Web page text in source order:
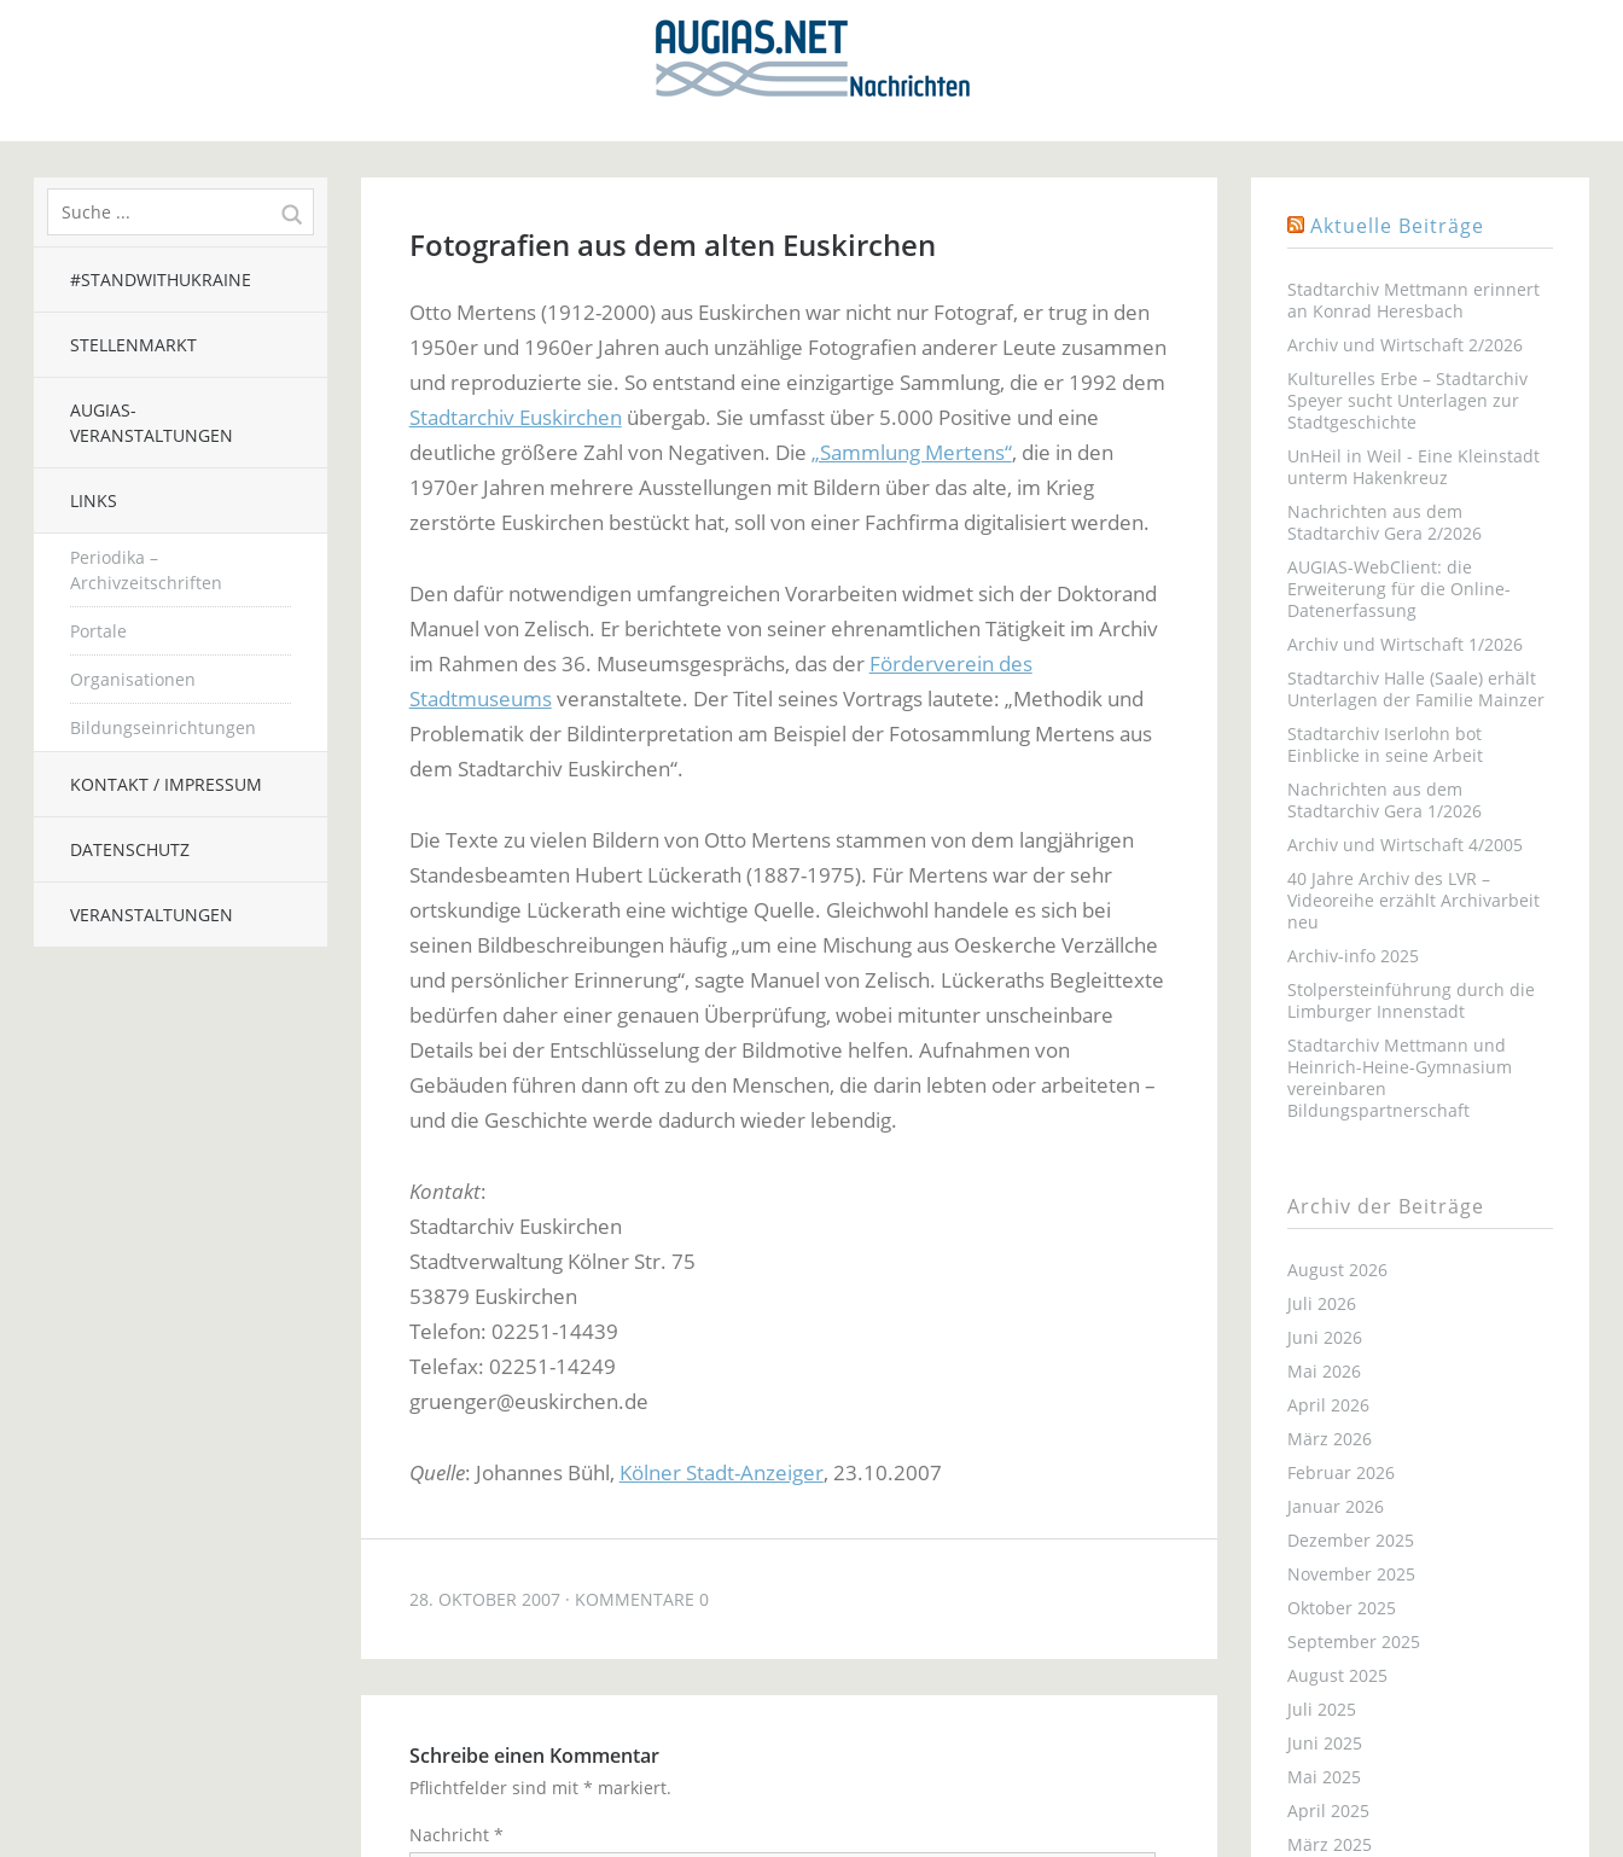
#STANDWITHUKRAINE
STELLENMARKT
AUGIAS-
VERANSTALTUNGEN
LINKS
Periodika –
Archivzeitschriften
Portale
Organisationen
Bildungseinrichtungen
KONTAKT / IMPRESSUM
DATENSCHUTZ
VERANSTALTUNGEN
Fotografien aus dem alten Euskirchen
Otto Mertens (1912-2000) aus Euskirchen war nicht nur Fotograf, er trug in den
1950er und 1960er Jahren auch unzählige Fotografien anderer Leute zusammen
und reproduzierte sie. So entstand eine einzigartige Sammlung, die er 1992 dem
Stadtarchiv Euskirchen übergab. Sie umfasst über 5.000 Positive und eine
deutliche größere Zahl von Negativen. Die „Sammlung Mertens“, die in den
1970er Jahren mehrere Ausstellungen mit Bildern über das alte, im Krieg
zerstörte Euskirchen bestückt hat, soll von einer Fachfirma digitalisiert werden.
Den dafür notwendigen umfangreichen Vorarbeiten widmet sich der Doktorand
Manuel von Zelisch. Er berichtete von seiner ehrenamtlichen Tätigkeit im Archiv
im Rahmen des 36. Museumsgesprächs, das der Förderverein des
Stadtmuseumsveranstaltete. Der Titel seines Vortrags lautete: „Methodik und
Problematik der Bildinterpretation am Beispiel der Fotosammlung Mertens aus
dem Stadtarchiv Euskirchen“.
Die Texte zu vielen Bildern von Otto Mertens stammen von dem langjährigen
Standesbeamten Hubert Lückerath (1887-1975). Für Mertens war der sehr
ortskundige Lückerath eine wichtige Quelle. Gleichwohl handele es sich bei
seinen Bildbeschreibungen häufig „um eine Mischung aus Oeskerche Verzällche
und persönlicher Erinnerung“, sagte Manuel von Zelisch. Lückeraths Begleittexte
bedürfen daher einer genauen Überprüfung, wobei mitunter unscheinbare
Details bei der Entschlüsselung der Bildmotive helfen. Aufnahmen von
Gebäuden führen dann oft zu den Menschen, die darin lebten oder arbeiteten –
und die Geschichte werde dadurch wieder lebendig.
Kontakt:
Stadtarchiv Euskirchen
Stadtverwaltung Kölner Str. 75
53879 Euskirchen
Telefon: 02251-14439
Telefax: 02251-14249
gruenger@euskirchen.de
Quelle: Johannes Bühl, Kölner Stadt-Anzeiger, 23.10.2007
28. OKTOBER 2007 KOMMENTARE 0
Schreibe einen Kommentar
Pflichtfelder sind mit * markiert.
Nachricht *
Aktuelle Beiträge
Stadtarchiv Mettmann erinnert
an Konrad Heresbach
Archiv und Wirtschaft 2/2026
Kulturelles Erbe – Stadtarchiv
Speyer sucht Unterlagen zur
Stadtgeschichte
UnHeil in Weil - Eine Kleinstadt
unterm Hakenkreuz
Nachrichten aus dem
Stadtarchiv Gera 2/2026
AUGIAS-WebClient: die
Erweiterung für die Online-
Datenerfassung
Archiv und Wirtschaft 1/2026
Stadtarchiv Halle (Saale) erhält
Unterlagen der Familie Mainzer
Stadtarchiv Iserlohn bot
Einblicke in seine Arbeit
Nachrichten aus dem
Stadtarchiv Gera 1/2026
Archiv und Wirtschaft 4/2005
40 Jahre Archiv des LVR –
Videoreihe erzählt Archivarbeit
neu
Archiv-info 2025
Stolpersteinführung durch die
Limburger Innenstadt
Stadtarchiv Mettmann und
Heinrich-Heine-Gymnasium
vereinbaren
Bildungspartnerschaft
Archiv der Beiträge
August 2026
Juli 2026
Juni 2026
Mai 2026
April 2026
März 2026
Februar 2026
Januar 2026
Dezember 2025
November 2025
Oktober 2025
September 2025
August 2025
Juli 2025
Juni 2025
Mai 2025
April 2025
März 2025